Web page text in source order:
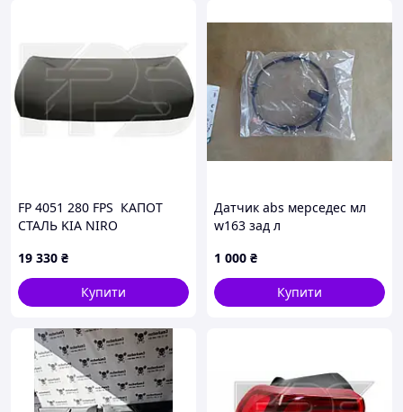
FP 4051 280 FPS КАПОТ
СТАЛЬ KIA NIRO
19 330 ₴
Купити
Датчик abs мерседес мл
w163 зад л
1 000 ₴
Купити